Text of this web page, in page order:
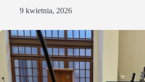
9 kwietnia, 2026